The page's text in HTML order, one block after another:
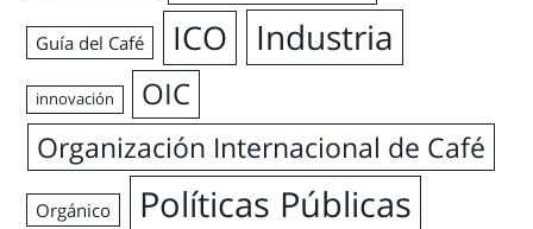
Guía del Café ICO Industria
innovación
OIC
Organización Internacional de Café
Orgánico Políticas Públicas